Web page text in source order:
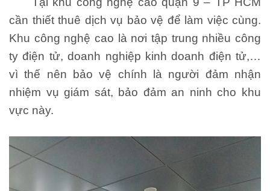
cần thiết thuê dịch vụ bảo vệ để làm việc cùng.
Khu công nghệ cao là nơi tập trung nhiều công
ty điện tử, doanh nghiệp kinh doanh điện tử,…
vì thế nên bảo vệ chính là người đảm nhận
nhiệm vụ giám sát, bảo đảm an ninh cho khu
vực này.